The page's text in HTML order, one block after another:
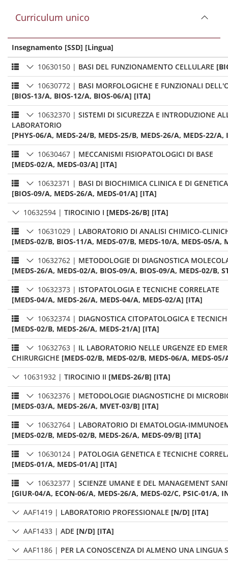
Curriculum unico
Insegnamento [SSD] [Lingua]
10630150 | BASI DEL FUNZIONAMENTO CELLULARE
10630772 | BASI MORFOLOGICHE E FUNZIONALI
[BIOS-13/A, BIOS-12/A, BIOS-06/A] [ITA]
10632370 | SISTEMI DI SICUREZZA E INTRODUZIONE
LABORATORIO
[PHYS-06/A, MEDS-24/B, MEDS-25/B, MEDS-26/A, MEDS-22/
10630467 | MECCANISMI FISIOPATOLOGICI DI BASE
[MEDS-02/A, MEDS-03/A] [ITA]
10632371 | BASI DI BIOCHIMICA CLINICA E DI GENETICA
[BIOS-09/A, MEDS-26/A, MEDS-01/A] [ITA]
10632594 | TIROCINIO I [MEDS-26/B] [ITA]
10631029 | LABORATORIO DI ANALISI CHIMICO-
[MEDS-02/B, BIOS-11/A, MEDS-07/B, MEDS-10/A, MEDS-05/A,
10632762 | METODOLOGIE DI DIAGNOSTICA
[MEDS-26/A, MEDS-02/A, BIOS-09/A, BIOS-09/A, MEDS-02/B,
10632373 | ISTOPATOLOGIA E TECNICHE CORRELATE
[MEDS-04/A, MEDS-26/A, MEDS-04/A, MEDS-02/A] [ITA]
10632374 | DIAGNOSTICA CITOPATOLOGICA E
[MEDS-02/B, MEDS-26/A, MEDS-21/A] [ITA]
10632763 | IL LABORATORIO NELLE URGENZE ED
CHIRURGICHE [MEDS-02/B, MEDS-02/B, MEDS-06/A, MEDS-
10631932 | TIROCINIO II [MEDS-26/B] [ITA]
10632376 | METODOLOGIE DIAGNOSTICHE DI
[MEDS-03/A, MEDS-26/A, MVET-03/B] [ITA]
10632764 | LABORATORIO DI EMATOLOGIA-
[MEDS-02/B, MEDS-02/B, MEDS-26/A, MEDS-09/B] [ITA]
10630124 | PATOLOGIA GENETICA E TECNICHE
[MEDS-01/A, MEDS-01/A] [ITA]
10632377 | SCIENZE UMANE E DEL MANAGEMENT
[GIUR-04/A, ECON-06/A, MEDS-26/A, MEDS-02/C, PSIC-01/A,
AAF1419 | LABORATORIO PROFESSIONALE [N/D] [ITA]
AAF1433 | ADE [N/D] [ITA]
AAF1186 | PER LA CONOSCENZA DI ALMENO UNA LINGUA